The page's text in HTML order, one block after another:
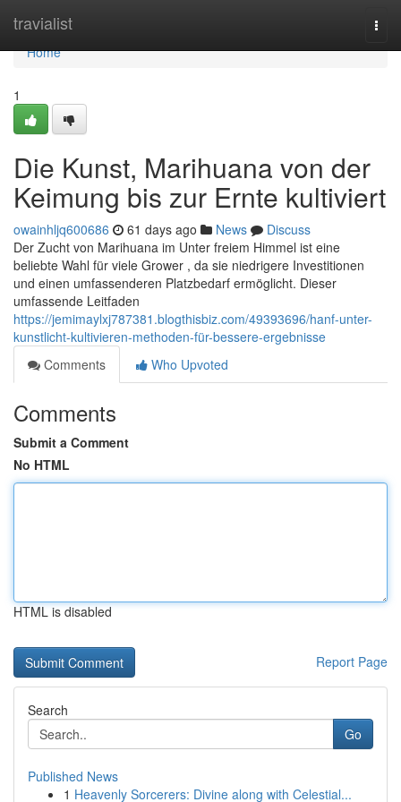
travialist
Home
Home
1
Die Kunst, Marihuana von der
Keimung bis zur Ernte kultiviert
owainhljq600686 61 days ago News
Discuss
Der Zucht von Marihuana im Unter freiem Himmel ist eine
beliebte Wahl für viele Grower , da sie niedrigere Investitionen
und einen umfassenderen Platzbedarf ermöglicht. Dieser
umfassende Leitfaden
https://jemimaylxj787381.blogthisbiz.com/49393696/hanf-unter-
kunstlicht-kultivieren-methoden-für-bessere-ergebnisse
Comments
Who Upvoted
Comments
Submit a Comment
No HTML
HTML is disabled
Report Page
Search
Go
Published News
1 Heavenly Sorcerers: Divine along with Celestial...